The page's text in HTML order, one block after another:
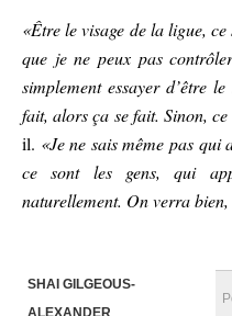
«Être le visage de la ligue,
que je ne peux pas
simplement essayer d’être
fait, alors ça se fait. Sinon,
il. «Je ne sais même pas qui
ce sont les gens, qui
naturellement. On verra
SHAI GILGEOUS-